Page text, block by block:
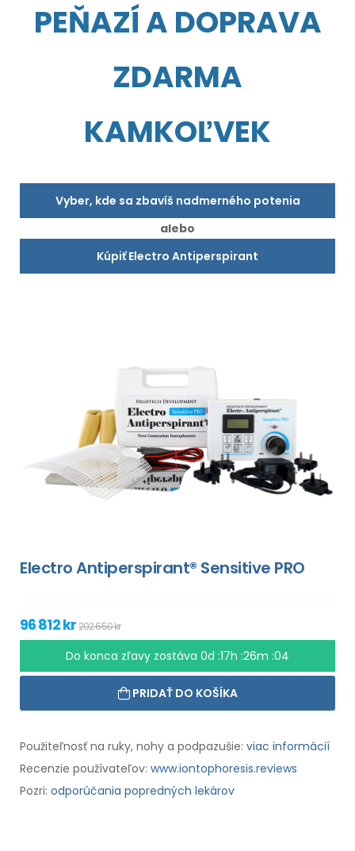
PEŇAZÍ A DOPRAVA
ZDARMA
KAMKOĽVEK
Vyber, kde sa zbavíš nadmerného potenia
alebo
Kúpiť Electro Antiperspirant
Electro Antiperspirant® Sensitive PRO
96 812 kr202 650 kr
Do konca zľavy zostáva0d :17h :26m :03
PRIDAŤ DO KOŠÍKA
Použiteľnosť na ruky, nohy a podpazušie: viac informácií
Recenzie používateľov: www.iontophoresis.reviews
Pozri: odporúčania popredných lekárov